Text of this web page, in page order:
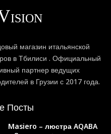
магазин итальянской
в Тбилиси . Официальный
партнер ведущих
в Грузии с 2017 года.
Посты
Masiero – люстра AQABA